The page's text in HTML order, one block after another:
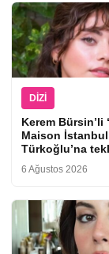
DIZI
Kerem Bürsin’li
Maison
Türkoğlu’na
6 Ağustos 2026